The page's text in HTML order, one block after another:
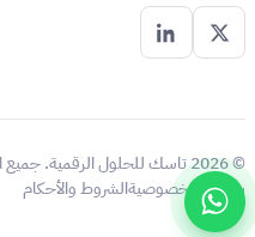
© 2026 تاسك للحلول الرقمية. جميع الحقوق محفوظة.
سياسة الخصوصيةالشروط والأحكام